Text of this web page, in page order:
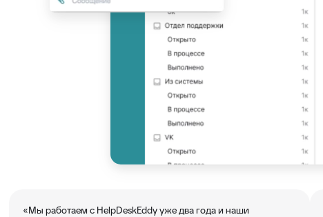
«Мы работаем с HelpDeskEddy уже два года и наши